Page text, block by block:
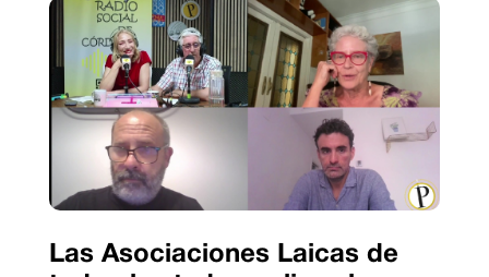
Las Asociaciones Laicas de